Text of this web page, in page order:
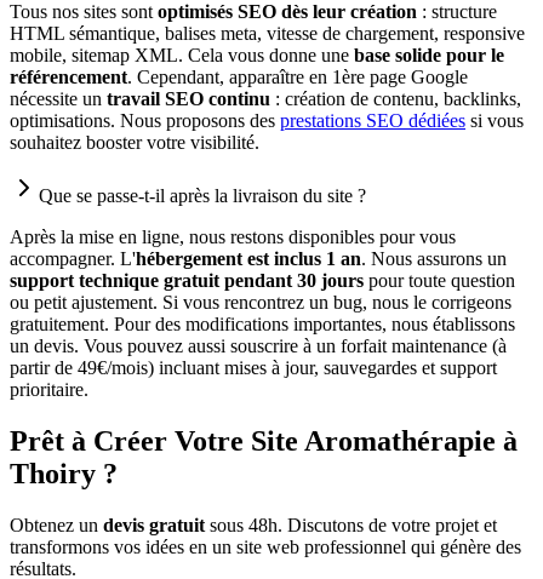
Tous nos sites sont optimisés SEO dès leur création : structure
HTML sémantique, balises meta, vitesse de chargement, responsive
mobile, sitemap XML. Cela vous donne une base solide pour le
référencement. Cependant, apparaître en 1ère page Google
nécessite un travail SEO continu : création de contenu, backlinks,
optimisations. Nous proposons des prestations SEO dédiées si vous
souhaitez booster votre visibilité.
Que se passe-t-il après la livraison du site ?
Après la mise en ligne, nous restons disponibles pour vous
accompagner. L'hébergement est inclus 1 an. Nous assurons un
support technique gratuit pendant 30 jours pour toute question
ou petit ajustement. Si vous rencontrez un bug, nous le corrigeons
gratuitement. Pour des modifications importantes, nous établissons
un devis. Vous pouvez aussi souscrire à un forfait maintenance (à
partir de 49€/mois) incluant mises à jour, sauvegardes et support
prioritaire.
Prêt à Créer Votre Site Aromathérapie à
Thoiry ?
Obtenez un devis gratuit sous 48h. Discutons de votre projet et
transformons vos idées en un site web professionnel qui génère des
résultats.